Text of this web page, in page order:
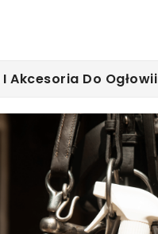
Akcesoria Do Ogłowii